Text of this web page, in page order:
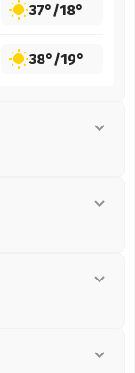
37°/18°
38°/19°